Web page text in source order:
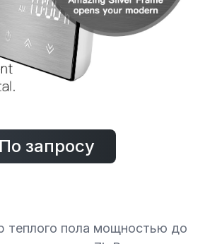
теплого пола мощностью до
По запросу